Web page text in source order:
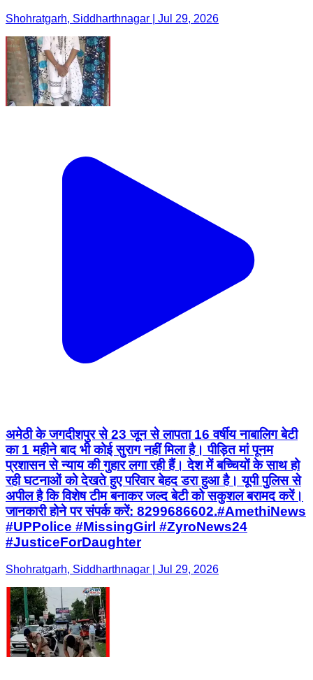
Shohratgarh, Siddharthnagar | Jul 29, 2026
अमेठी के जगदीशपुर से 23 जून से लापता 16 वर्षीय नाबालिग बेटी
का 1 महीने बाद भी कोई सुराग नहीं मिला है। पीड़ित मां पूनम
प्रशासन से न्याय की गुहार लगा रही हैं। देश में बच्चियों के साथ हो
रही घटनाओं को देखते हुए परिवार बेहद डरा हुआ है। यूपी पुलिस से
अपील है कि विशेष टीम बनाकर जल्द बेटी को सकुशल बरामद करें।
जानकारी होने पर संपर्क करें: 8299686602. ​#AmethiNews
#UPPolice #MissingGirl #ZyroNews24
#JusticeForDaughter
Shohratgarh, Siddharthnagar | Jul 29, 2026